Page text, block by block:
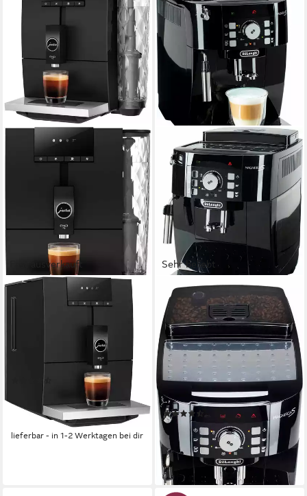
Fast ausverkauft
Kaffeevollautomat 15501 ENA
4 Full Metropolitan Black (EB)
Bohnenkapazität
15 bar
Drucktasten Bedienung
599,00 €
649,00 €
17,39 €
mtl. in 48 Raten
lieferbar - in 1-2 Werktagen bei dir
Sehr beliebt
DE'LONGHI
Kaffeevollautomat Magnifica S
ECAM21.118.B -
Milchaufschäumdüse für
Cappuccino, Schwarz
250 g
Bohnenkapazität
Pumpendruck
Drehregler, Direktwahltasten
Bedienung
(1300)
299,00 € UVP740,00 €
14,85 €mtl. in 24 Raten
-60%
lieferbar - in 1-2 Werktagen bei dir